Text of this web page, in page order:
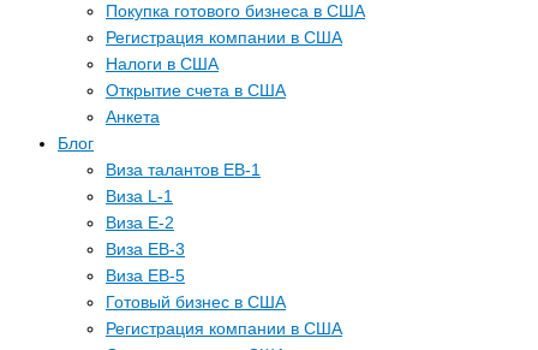
Покупка готового бизнеса в США
Регистрация компании в США
Налоги в США
Открытие счета в США
Анкета
Блог
Виза талантов EB-1
Виза L-1
Виза E-2
Виза EB-3
Виза EB-5
Готовый бизнес в США
Регистрация компании в США